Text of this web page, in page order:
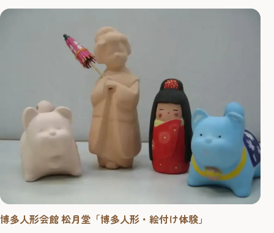
広げたように見えたという“博多”の由来を表現したサブ
レ。 “博多の文化・歴史”を届け...
博多人形会館 松月堂「博多人形・絵付け体験」